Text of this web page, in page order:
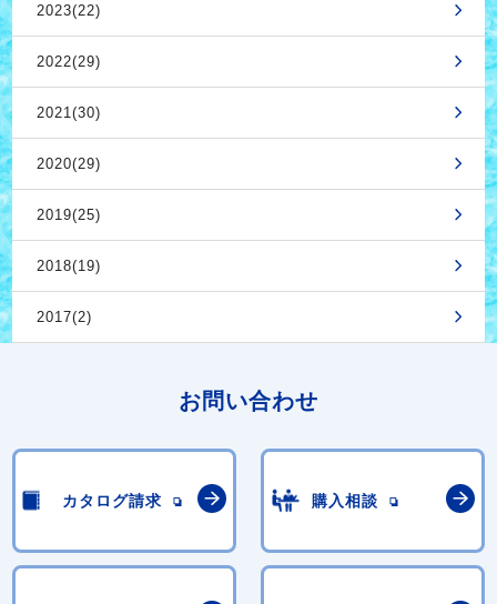
2023(22)
2022(29)
2021(30)
2020(29)
2019(25)
2018(19)
2017(2)
お問い合わせ
カタログ請求 購入相談